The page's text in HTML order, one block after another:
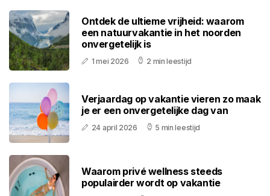
Ontdek de ultieme vrijheid: waarom
een natuurvakantie in het noorden
onvergetelijk is
1 mei 2026 2 min leestijd
Verjaardag op vakantie vieren zo maak
je er een onvergetelijke dag van
24 april 2026 5 min leestijd
Waarom privé wellness steeds
populairder wordt op vakantie